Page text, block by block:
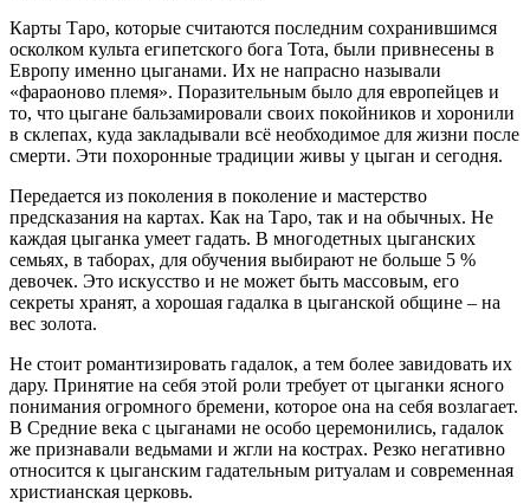
Карты Таро, которые считаются последним сохранившимся
осколком культа египетского бога Тота, были привнесены в
Европу именно цыганами. Их не напрасно называли
«фараоново племя». Поразительным было для европейцев и
то, что цыгане бальзамировали своих покойников и хоронили
в склепах, куда закладывали всё необходимое для жизни после
смерти. Эти похоронные традиции живы у цыган и сегодня.
Передается из поколения в поколение и мастерство
предсказания на картах. Как на Таро, так и на обычных. Не
каждая цыганка умеет гадать. В многодетных цыганских
семьях, в таборах, для обучения выбирают не больше 5 %
девочек. Это искусство и не может быть массовым, его
секреты хранят, а хорошая гадалка в цыганской общине – на
вес золота.
Не стоит романтизировать гадалок, а тем более завидовать их
дару. Принятие на себя этой роли требует от цыганки ясного
понимания огромного бремени, которое она на себя возлагает.
В Средние века с цыганами не особо церемонились, гадалок
же признавали ведьмами и жгли на кострах. Резко негативно
относится к цыганским гадательным ритуалам и современная
христианская церковь.